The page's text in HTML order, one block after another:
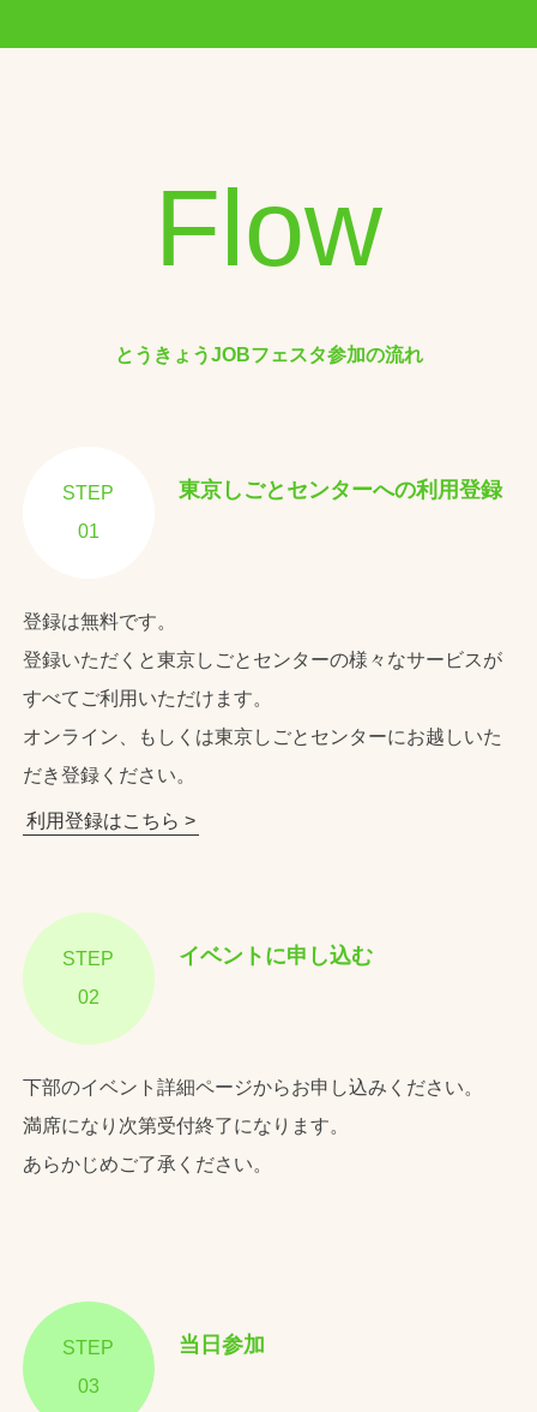
Flow
とうきょうJOBフェスタ参加の流れ
STEP
01
東京しごとセンターへの利用登録
登録は無料です。
登録いただくと東京しごとセンターの様々なサービスが
すべてご利用いただけます。
オンライン、もしくは東京しごとセンターにお越しいた
だき登録ください。
利用登録はこちら >
STEP
02
イベントに申し込む
下部のイベント詳細ページからお申し込みください。
満席になり次第受付終了になります。
あらかじめご了承ください。
STEP
03
当日参加